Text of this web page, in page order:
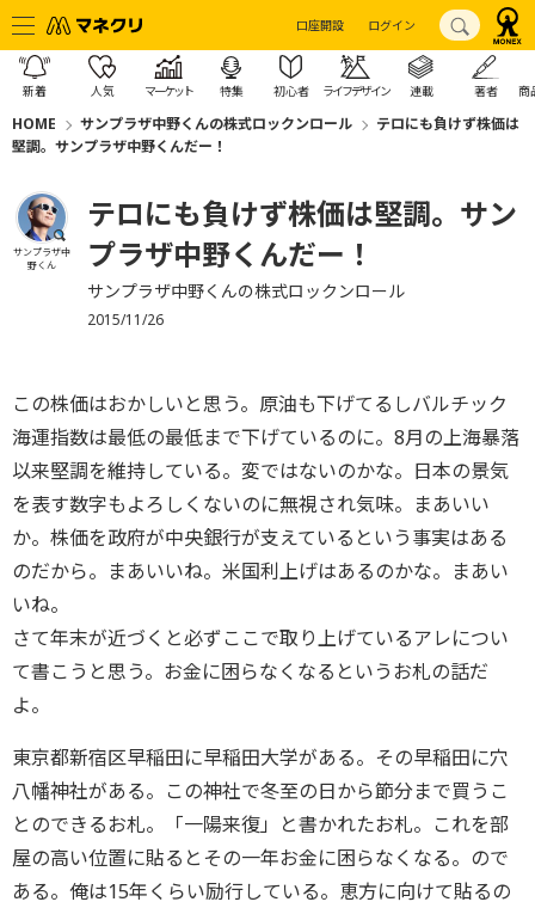
口座開設 ログイン
新着 人気 マーケット 特集 初心者 ライフデザイン 連載 著者 商
HOME サンプラザ中野くんの株式ロックンロール
テロにも負けず株価は
堅調。サンプラザ中野くんだー！
サンプラザ中
野くん
テロにも負けず株価は堅調。サン
プラザ中野くんだー！
サンプラザ中野くんの株式ロックンロール
2015/11/26
この株価はおかしいと思う。原油も下げてるしバルチック
海運指数は最低の最低まで下げているのに。8月の上海暴落
以来堅調を維持している。変ではないのかな。日本の景気
を表す数字もよろしくないのに無視され気味。まあいい
か。株価を政府が中央銀行が支えているという事実はある
のだから。まあいいね。米国利上げはあるのかな。まあい
いね。
さて年末が近づくと必ずここで取り上げているアレについ
て書こうと思う。お金に困らなくなるというお札の話だ
よ。
東京都新宿区早稲田に早稲田大学がある。その早稲田に穴
八幡神社がある。この神社で冬至の日から節分まで買うこ
とのできるお札。「一陽来復」と書かれたお札。これを部
屋の高い位置に貼るとその一年お金に困らなくなる。ので
ある。俺は15年くらい励行している。恵方に向けて貼るの